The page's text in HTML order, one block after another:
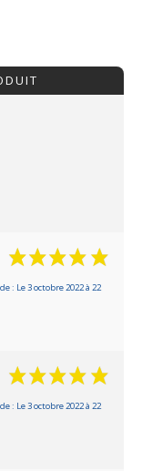
: Le 3 octobre 2022 à 22
: Le 3 octobre 2022 à 22